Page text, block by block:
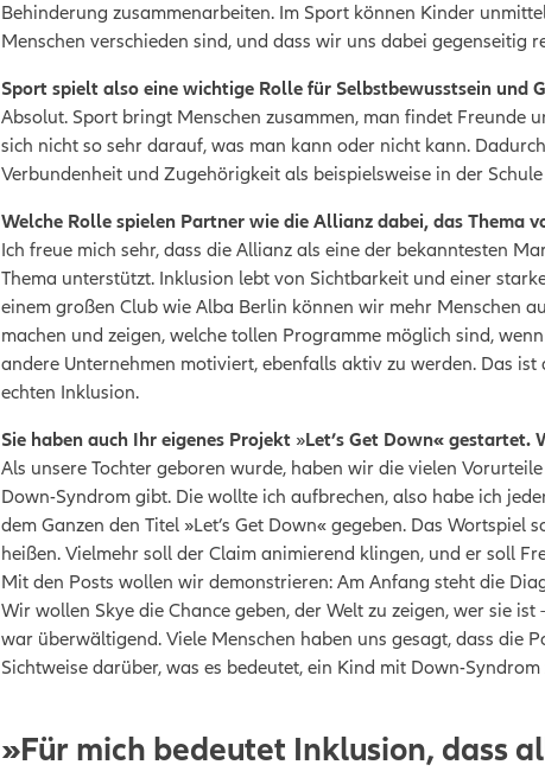
Behinderung zusammenarbeiten. Im Sport können Kinder
Menschen verschieden sind, und dass wir uns dabei gegenseitig
Sport spielt also eine wichtige Rolle für Selbstbewusstsein und
Absolut. Sport bringt Menschen zusammen, man findet Freunde
sich nicht so sehr darauf, was man kann oder nicht kann.
Verbundenheit und Zugehörigkeit als beispielsweise in der
Welche Rolle spielen Partner wie die Allianz dabei, das Thema
Ich freue mich sehr, dass die Allianz als eine der bekanntesten
Thema unterstützt. Inklusion lebt von Sichtbarkeit und einer
einem großen Club wie Alba Berlin können wir mehr Menschen
machen und zeigen, welche tollen Programme möglich sind,
andere Unternehmen motiviert, ebenfalls aktiv zu werden. Das
echten Inklusion.
Sie haben auch Ihr eigenes Projekt »Let’s Get Down« gestartet.
Als unsere Tochter geboren wurde, haben wir die vielen
Down-Syndrom gibt. Die wollte ich aufbrechen, also habe ich
dem Ganzen den Titel »Let’s Get Down« gegeben. Das Wortspiel
heißen. Vielmehr soll der Claim animierend klingen, und er soll
Mit den Posts wollen wir demonstrieren: Am Anfang steht die
Wir wollen Skye die Chance geben, der Welt zu zeigen, wer sie ist
war überwältigend. Viele Menschen haben uns gesagt, dass die
Sichtweise darüber, was es bedeutet, ein Kind mit Down-
»Für mich bedeutet Inklusion, dass